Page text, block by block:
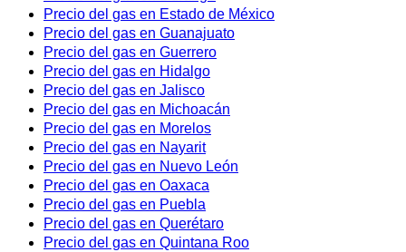
Precio del gas en Estado de México
Precio del gas en Guanajuato
Precio del gas en Guerrero
Precio del gas en Hidalgo
Precio del gas en Jalisco
Precio del gas en Michoacán
Precio del gas en Morelos
Precio del gas en Nayarit
Precio del gas en Nuevo León
Precio del gas en Oaxaca
Precio del gas en Puebla
Precio del gas en Querétaro
Precio del gas en Quintana Roo